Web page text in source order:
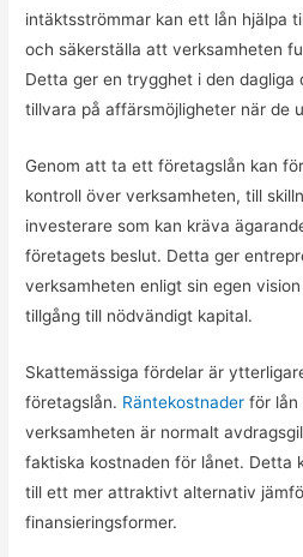
intäktsströmmar kan ett lån hjälpa
och säkerställa att verksamheten
Detta ger en trygghet i den
tillvara på affärsmöjligheter när de
Genom att ta ett företagslån kan
kontroll över verksamheten, till
investerare som kan kräva
företagets beslut. Detta ger
verksamheten enligt sin egen
tillgång till nödvändigt kapital.
Skattemässiga fördelar är
företagslån. Räntekostnader för lån
verksamheten är normalt
faktiska kostnaden för lånet. Detta
till ett mer attraktivt alternativ
finansieringsformer.